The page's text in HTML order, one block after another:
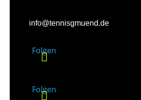
info@tennisgmuend.de
Folgen
Folgen